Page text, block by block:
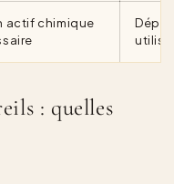
actif chimique
: quelles